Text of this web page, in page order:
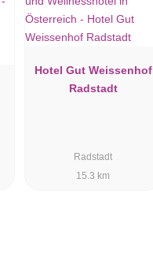
Hotel Gut Weissenhof
Radstadt
Radstadt
15.3 km